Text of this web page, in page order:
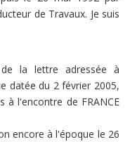
de Travaux. Je suis
la lettre adressée à
datée du 2 février 2005,
à l'encontre de FRANCE
encore à l'époque le 26